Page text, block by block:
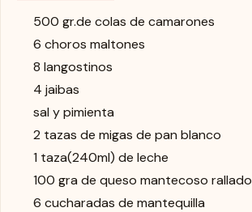
500 gr.de colas de camarones
6 choros maltones
8 langostinos
4 jaibas
sal y pimienta
2 tazas de migas de pan blanco
1 taza(240ml) de leche
100 gra de queso mantecoso rallado
6 cucharadas de mantequilla